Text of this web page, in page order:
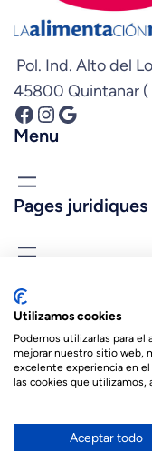
Pol. Ind. Alto del
45800 Quintanar (
Facebook InstagramGoogle
Menu
Pages juridiques
+34 925 180 903
© 2026 Biopastis.com
Español(
Utilizamos cookies
Podemos utilizarlas para
mejorar nuestro sitio web,
excelente experiencia en
las cookies que utilizamos,
Aceptar todo